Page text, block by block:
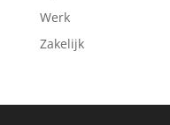
Werk
Zakelijk